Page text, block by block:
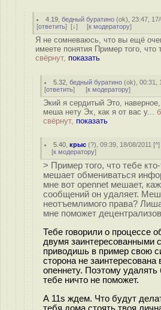
4.19 ,бедный буратино (ok), 23:47,
[ответить] [↓] [к модератору]
Я не сомневаюсь, что вы ещё
имеете понятия Пример того, что
свёрнут, показать
5.32 ,бедный буратино (ok), 00:31,
[ответить] [к модератору]
Экий я сердитый Это,
меша нету Эх, как я от вас у...
свёрнут, показать
5.40 ,крыс (?), 09:39, 18/08/2011 [^]
[к модератору]
> Пример того, что тебе
мешает обмениваться
мне вот opennet мешает,
сообщений он удаляет.
неотъемлимого права?
мне поможет
Тебе говорили о процессе
двумя заинтересованными
приводишь в пример свою
сторона не
опеннету. Поэтому
тебе ничто не поможет.
А 11s ждем. Что будут
тебя дома стоять твоя